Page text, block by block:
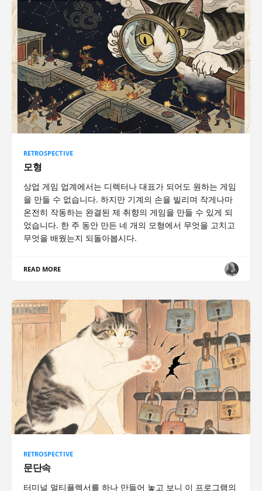
RETROSPECTIVE
모형
상업 게임 업계에서는 디렉터나 대표가 되어도 원하는 게임
을 만들 수 없습니다. 하지만 기계의 손을 빌리며 작게나마
온전히 작동하는 완결된 제 취향의 게임을 만들 수 있게 되
었습니다. 한 주 동안 만든 네 개의 모형에서 무엇을 고치고
무엇을 배웠는지 되돌아봅시다.
READ MORE
RETROSPECTIVE
문단속
터미널 멀티플렉서를 하나 만들어 놓고 보니 이 프로그램의